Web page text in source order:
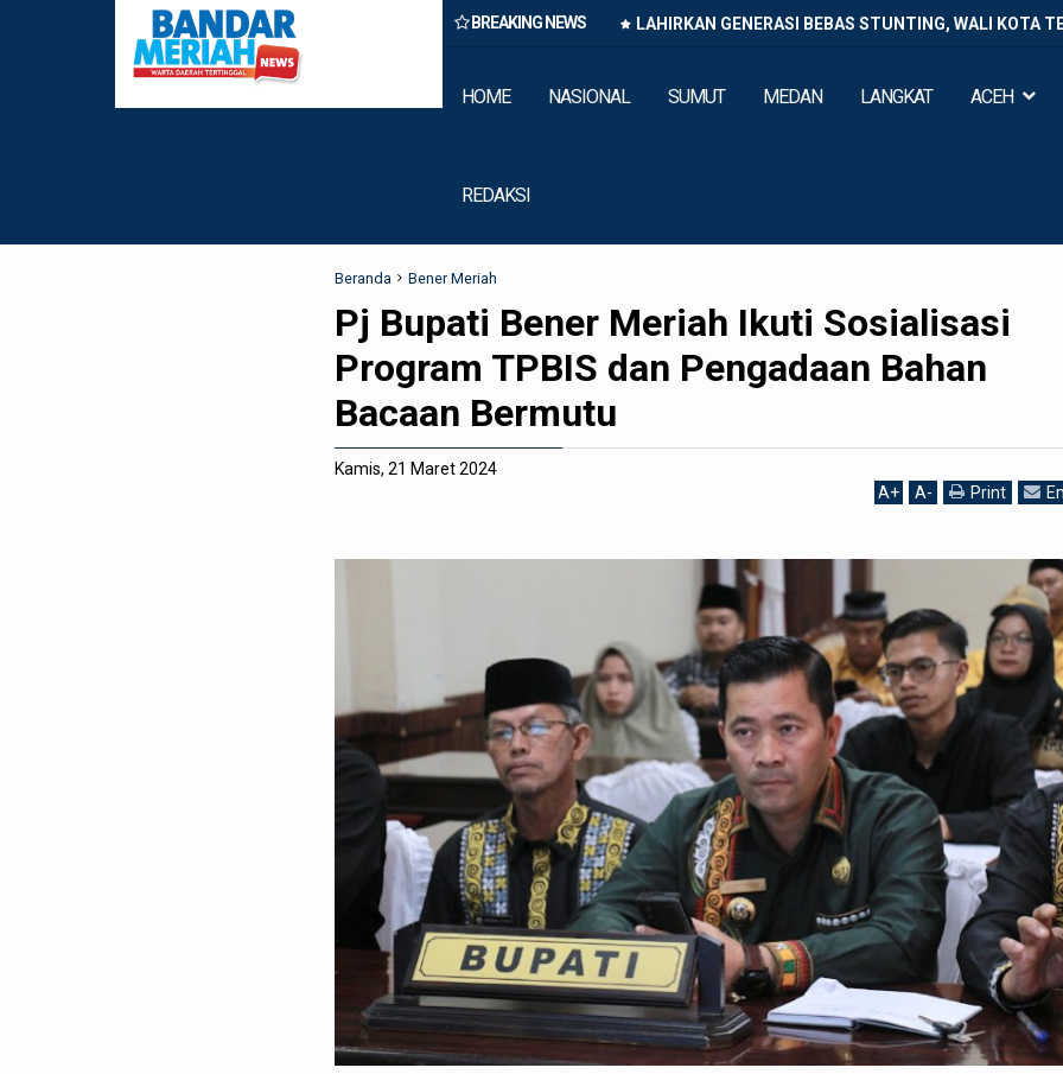
BREAKING NEWS
Belawan Amankan Tiga Anggota Geng Motor di Marelan Pasar 9 LAHIRKAN GENERASI BEBAS STUNTING, WALI KOTA
HOME NASIONAL SUMUT MEDAN LANGKAT ACEH
REDAKSI
Beranda Bener Meriah
Pj Bupati Bener Meriah Ikuti Sosialisasi
Program TPBIS dan Pengadaan Bahan
Bacaan Bermutu
Kamis, 21 Maret 2024
A+ A- Print